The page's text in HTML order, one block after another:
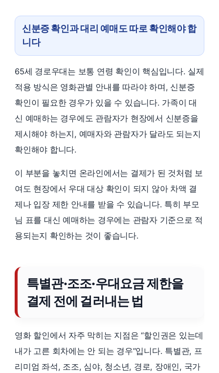
신분증 확인과 대리 예매도 따로 확인해야 합
니다
65세 경로우대는 보통 연령 확인이 핵심입니다. 실제
적용 방식은 영화관별 안내를 따라야 하며, 신분증
확인이 필요한 경우가 있을 수 있습니다. 가족이 대
신 예매하는 경우에도 관람자가 현장에서 신분증을
제시해야 하는지, 예매자와 관람자가 달라도 되는지
확인해야 합니다.
이 부분을 놓치면 온라인에서는 결제가 된 것처럼 보
여도 현장에서 우대 대상 확인이 되지 않아 차액 결
제나 입장 제한 안내를 받을 수 있습니다. 특히 부모
님 표를 대신 예매하는 경우에는 관람자 기준으로 적
용되는지 확인하는 것이 좋습니다.
특별관·조조·우대요금 제한을
결제 전에 걸러내는 법
영화 할인에서 자주 막히는 지점은 “할인권은 있는데
내가 고른 회차에는 안 되는 경우”입니다. 특별관, 프
리미엄 좌석, 조조, 심야, 청소년, 경로, 장애인, 국가